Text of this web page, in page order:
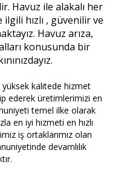
Havuz ile alakalı her
hızlı , güvenilir ve
Havuz arıza,
konusunda bir
kalitede hizmet
ederek üretimlerimizi en
temel ilke olarak
en iyi hizmeti en hızlı
iş ortaklarımız olan
devamlılık